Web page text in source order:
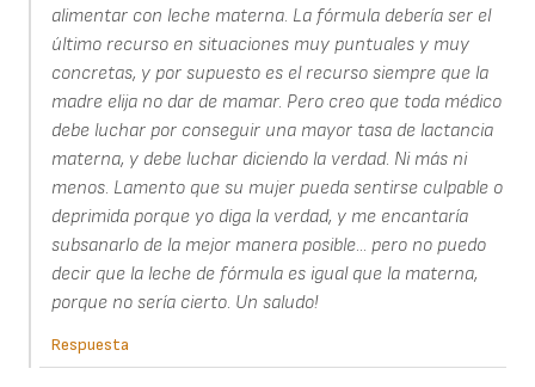
alimentar con leche materna. La fórmula debería ser el
último recurso en situaciones muy puntuales y muy
concretas, y por supuesto es el recurso siempre que la
madre elija no dar de mamar. Pero creo que toda médico
debe luchar por conseguir una mayor tasa de lactancia
materna, y debe luchar diciendo la verdad. Ni más ni
menos. Lamento que su mujer pueda sentirse culpable o
deprimida porque yo diga la verdad, y me encantaría
subsanarlo de la mejor manera posible... pero no puedo
decir que la leche de fórmula es igual que la materna,
porque no sería cierto. Un saludo!
Respuesta